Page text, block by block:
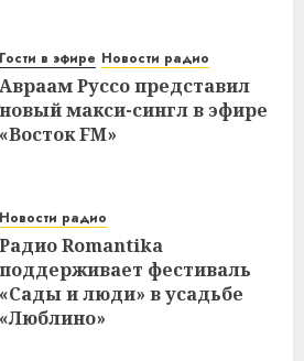
Гости в эфире Новости радио
Авраам Руссо представил
новый макси-сингл в эфире
«Восток FM»
Новости радио
Радио Romantika
поддерживает фестиваль
«Сады и люди» в усадьбе
«Люблино»